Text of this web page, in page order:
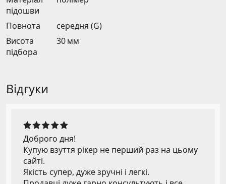
підошви
Повнота
середня (G)
Висота
підбора
30 мм
Відгуки
Доброго дня!
Купую взуття рікер не перший раз на цьому
сайті.
Якість супер, дуже зручні і легкі.